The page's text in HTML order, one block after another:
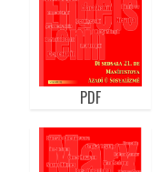
PDF